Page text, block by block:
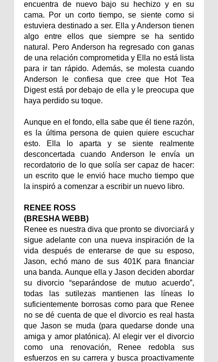
encuentra de nuevo bajo su hechizo y en su
cama. Por un corto tiempo, se siente como si
estuviera destinado a ser. Ella y Anderson tienen
algo entre ellos que siempre se ha sentido
natural. Pero Anderson ha regresado con ganas
de una relación comprometida y Ella no está lista
para ir tan rápido. Además, se molesta cuando
Anderson le confiesa que cree que Hot Tea
Digest está por debajo de ella y le preocupa que
haya perdido su toque.
Aunque en el fondo, ella sabe que él tiene razón,
es la última persona de quien quiere escuchar
esto. Ella lo aparta y se siente realmente
desconcertada cuando Anderson le envía un
recordatorio de lo que solía ser capaz de hacer:
un escrito que le envió hace mucho tiempo que
la inspiró a comenzar a escribir un nuevo libro.
RENEE ROSS
(BRESHA WEBB)
Renee es nuestra diva que pronto se divorciará y
sigue adelante con una nueva inspiración de la
vida después de enterarse de que su esposo,
Jason, echó mano de sus 401K para financiar
una banda. Aunque ella y Jason deciden abordar
su divorcio “separándose de mutuo acuerdo”,
todas las sutilezas mantienen las líneas lo
suficientemente borrosas como para que Renee
no se dé cuenta de que el divorcio es real hasta
que Jason se muda (para quedarse donde una
amiga y amor platónica). Al elegir ver el divorcio
como una renovación, Renee redobla sus
esfuerzos en su carrera y busca proactivamente